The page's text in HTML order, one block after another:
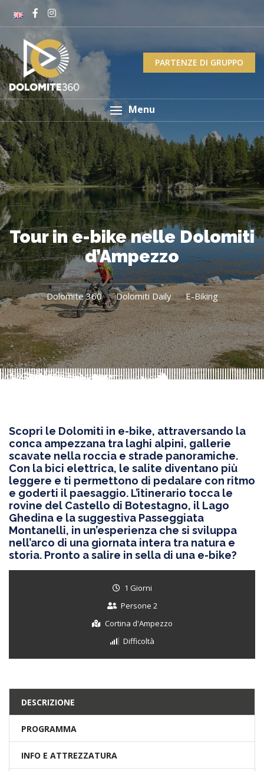
PARTENZE DI GRUPPO
Menu
Tour in e-bike nelle Dolomiti
d’Ampezzo
Dolomite 360 Dolomiti Daily E-Biking
Scopri le Dolomiti in e-bike, attraversando la
conca ampezzana tra laghi alpini, gallerie
scavate nella roccia e strade panoramiche.
Con la bici elettrica, le salite diventano più
leggere e ti permettono di pedalare con ritmo
e goderti il paesaggio. L’itinerario tocca le
rovine del Castello di Botestagno, il Lago
Ghedina e la suggestiva Passeggiata
Montanelli, in un’esperienza che si sviluppa
nell’arco di una giornata intera tra natura e
storia. Pronto a salire in sella di una e-bike?
1 Giorni
Persone 2
Cortina d'Ampezzo
Difficoltà
DESCRIZIONE
PROGRAMMA
INFO E ATTREZZATURA